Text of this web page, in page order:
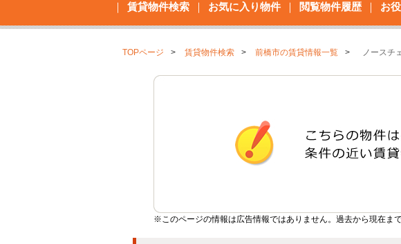
賃貸物件検索 お気に入り物件 閲覧物件履歴 お
TOPページ 賃貸物件検索 前橋市の賃貸情報一覧 ノースチ
※このページの情報は広告情報ではありません。過去から現在ま